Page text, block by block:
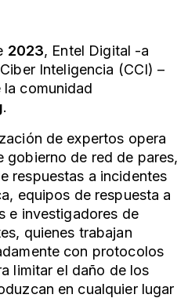
2023, Entel Digital -a
Inteligencia (CCI) –
comunidad
.
de expertos opera
gobierno de red de pares,
respuestas a incidentes
equipos de respuesta a
e investigadores de
quienes trabajan
con protocolos
limitar el daño de los
en cualquier lugar